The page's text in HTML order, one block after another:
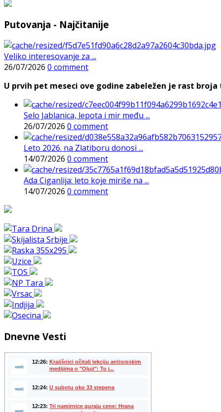
Putovanja - Najčitanije
Veliko interesovanje za ...
26/07/2026 0 comment
U prvih pet meseci ove godine zabeležen je rast
Selo Jablanica, lepota i mir među ...
26/07/2026 0 comment
Leto 2026. na Zlatiboru donosi ...
14/07/2026 0 comment
Ada Ciganlija: leto koje miriše na ...
14/07/2026 0 comment
Dnevne Vesti